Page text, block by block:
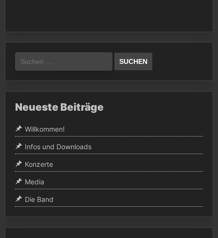
Suchen
nach:
Neueste Beiträge
Willkommen!
Infos und Downloads
Konzerte
Media
Die Band